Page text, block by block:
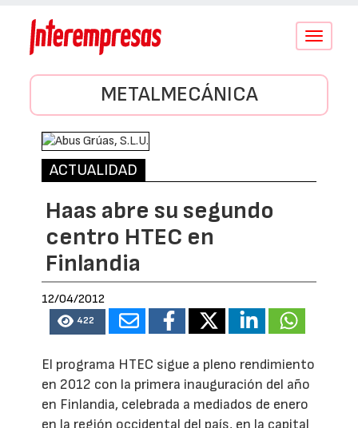
Conmutar
METALMECÁNICA
ACTUALIDAD
Haas abre su segundo
centro HTEC en
Finlandia
12/04/2012
422
El programa HTEC sigue a pleno rendimiento
en 2012 con la primera inauguración del año
en Finlandia, celebrada a mediados de enero